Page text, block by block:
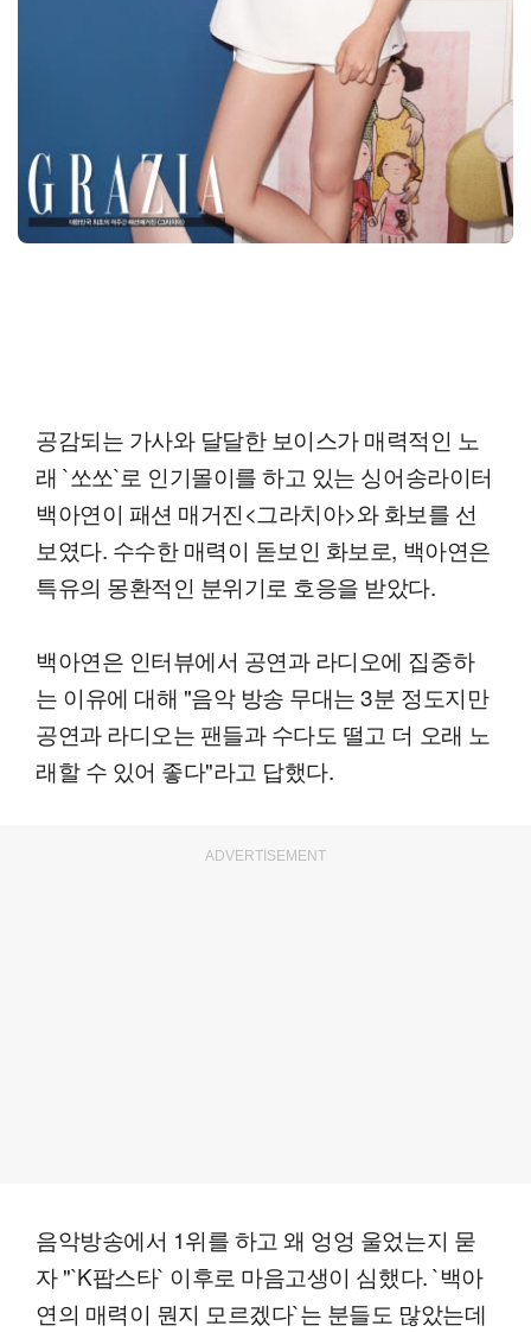
공감되는 가사와 달달한 보이스가 매력적인 노
래 `쏘쏘`로 인기몰이를 하고 있는 싱어송라이터
백아연이 패션 매거진<그라치아>와 화보를 선
보였다. 수수한 매력이 돋보인 화보로, 백아연은
특유의 몽환적인 분위기로 호응을 받았다.
백아연은 인터뷰에서 공연과 라디오에 집중하
는 이유에 대해 "음악 방송 무대는 3분 정도지만
공연과 라디오는 팬들과 수다도 떨고 더 오래 노
래할 수 있어 좋다"라고 답했다.
ADVERTISEMENT
음악방송에서 1위를 하고 왜 엉엉 울었는지 묻
자 "`K팝스타` 이후로 마음고생이 심했다. `백아
연의 매력이 뭔지 모르겠다`는 분들도 많았는데